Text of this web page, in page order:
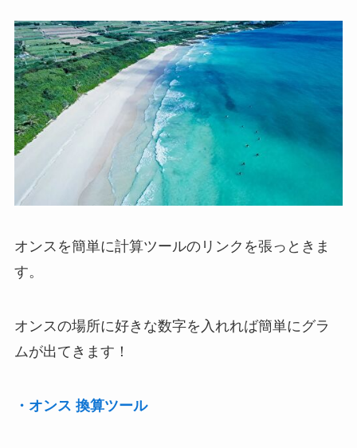
オンスを簡単に計算ツールのリンクを張っときま
す。
オンスの場所に好きな数字を入れれば簡単にグラ
ムが出てきます！
・オンス 換算ツール